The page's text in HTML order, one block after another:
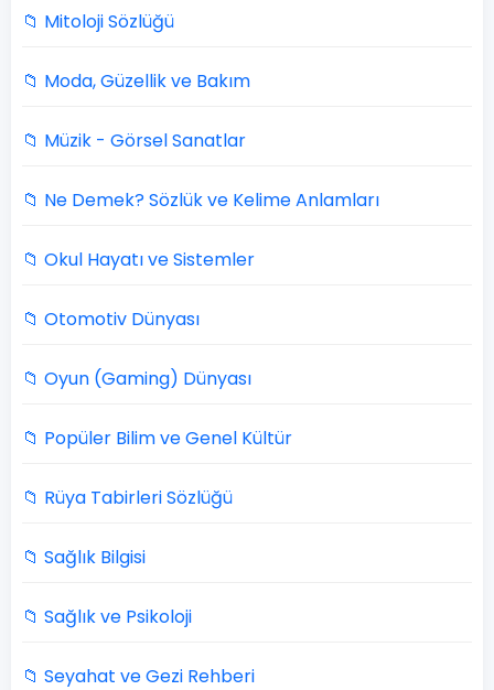
📁 Mitoloji Sözlüğü
📁 Moda, Güzellik ve Bakım
📁 Müzik - Görsel Sanatlar
📁 Ne Demek? Sözlük ve Kelime Anlamları
📁 Okul Hayatı ve Sistemler
📁 Otomotiv Dünyası
📁 Oyun (Gaming) Dünyası
📁 Popüler Bilim ve Genel Kültür
📁 Rüya Tabirleri Sözlüğü
📁 Sağlık Bilgisi
📁 Sağlık ve Psikoloji
📁 Seyahat ve Gezi Rehberi